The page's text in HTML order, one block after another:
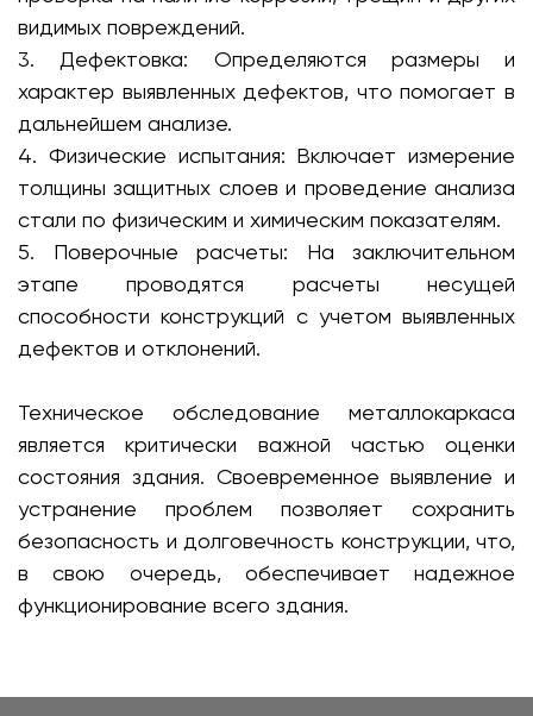
видимых повреждений.
3. Дефектовка: Определяются размеры и
характер выявленных дефектов, что помогает в
дальнейшем анализе.
4. Физические испытания: Включает измерение
толщины защитных слоев и проведение анализа
стали по физическим и химическим показателям.
5. Поверочные расчеты: На заключительном
этапе проводятся расчеты несущей
способности конструкций с учетом выявленных
дефектов и отклонений.
Техническое обследование металлокаркаса
является критически важной частью оценки
состояния здания. Своевременное выявление и
устранение проблем позволяет сохранить
безопасность и долговечность конструкции, что,
в свою очередь, обеспечивает надежное
функционирование всего здания.